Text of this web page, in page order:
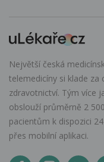
Největší česká
telemedicíny si klade za
zdravotnictví. Tým více
obslouží průměrně 2
pacientům k dispozici
přes mobilní aplikaci.